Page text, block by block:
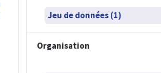
Jeu de données (1)
Organisation